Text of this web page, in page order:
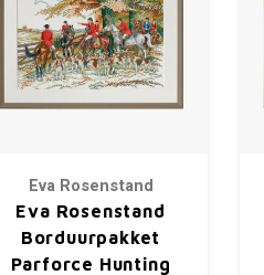
Eva Rosenstand
Eva Rosenstand
Borduurpakket
Parforce Hunting